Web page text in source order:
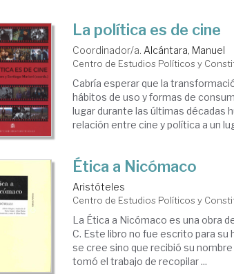
La política es de cine
Coordinador/a. Alcántara, Manuel
Centro de Estudios Políticos y
Cabría esperar que la
hábitos de uso y formas de
lugar durante las últimas décadas
relación entre cine y política a un
Ética a Nicómaco
Aristóteles
Centro de Estudios Políticos y
La Ética a Nicómaco es una obra
C. Este libro no fue escrito para
se cree sino que recibió su
tomó el trabajo de recopilar ...